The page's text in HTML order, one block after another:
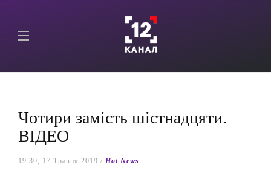
Чотири замість шістнадцяти.
ВІДЕО
19:30, 17 Травня 2019 / Hot News